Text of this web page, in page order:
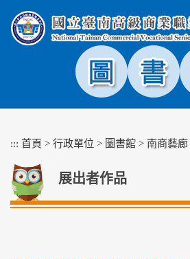
塊
::: 首頁 > 行政單位 > 圖書館 > 南商藝廊
展出者作品